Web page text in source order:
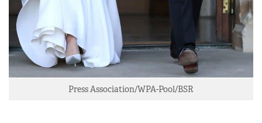
Press Association/WPA-Pool/BSR